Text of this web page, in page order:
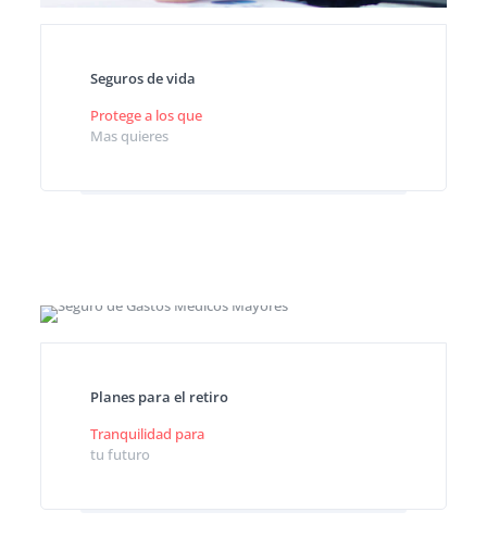
Seguros de vida
Protege a los que
Mas quieres
Planes para el retiro
Tranquilidad para
tu futuro